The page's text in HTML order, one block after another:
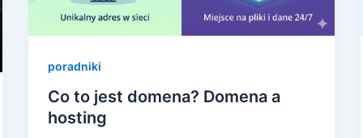
poradniki
Co to jest domena? Domena a
hosting